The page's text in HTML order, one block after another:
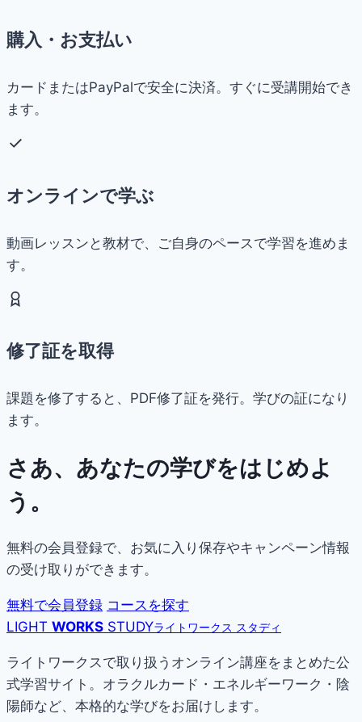
購入・お支払い
カードまたはPayPalで安全に決済。すぐに受講開始でき
ます。
オンラインで学ぶ
動画レッスンと教材で、ご自身のペースで学習を進めま
す。
修了証を取得
課題を修了すると、PDF修了証を発行。学びの証になり
ます。
さあ、あなたの学びをはじめよ
う。
無料の会員登録で、お気に入り保存やキャンペーン情報
の受け取りができます。
無料で会員登録 コースを探す
LIGHT WORKS STUDYライトワークス スタディ
ライトワークスで取り扱うオンライン講座をまとめた公
式学習サイト。オラクルカード・エネルギーワーク・陰
陽師など、本格的な学びをお届けします。